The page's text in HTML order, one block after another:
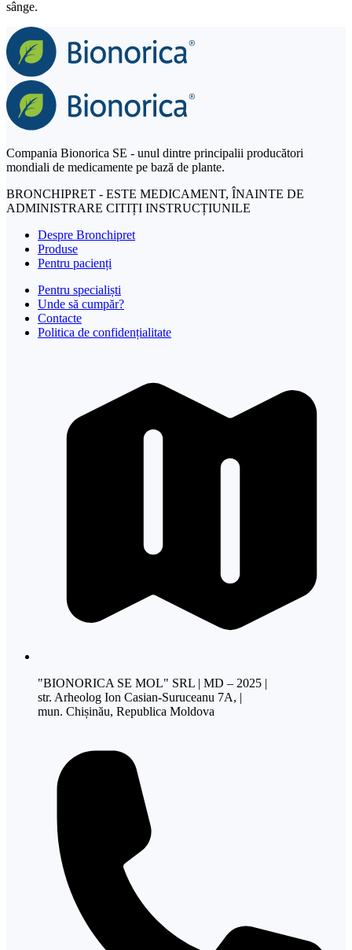
sânge.
Compania Bionorica SE - unul dintre principalii producători
mondiali de medicamente pe bază de plante.
BRONCHIPRET - ESTE MEDICAMENT, ÎNAINTE DE
ADMINISTRARE CITIȚI INSTRUCȚIUNILE
Despre Bronchipret
Produse
Pentru pacienți
Pentru specialiști
Unde să cumpăr?
Contacte
Politica de confidențialitate
"BIONORICA SE MOL" SRL | MD – 2025 |
str. Arheolog Ion Casian-Suruceanu 7A, |
mun. Chișinău, Republica Moldova